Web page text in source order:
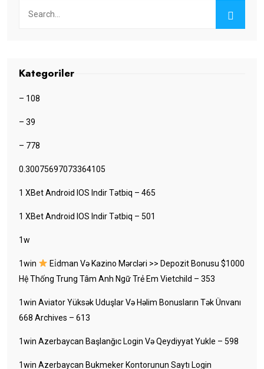
Kategoriler
– 108
– 39
– 778
0.30075697073364105
1 XBet Android IOS Indir Tətbiq – 465
1 XBet Android IOS Indir Tətbiq – 501
1w
1win
Ei̇dman Və Kazino Mərcləri >> Depozit Bonusu $1000
Hệ Thống Trung Tâm Anh Ngữ Trẻ Em Vietchild – 353
1win Aviator Yüksək Uduşlar Və Həlim Bonusların Tək Ünvanı
668 Archives – 613
1win Azerbaycan Başlanğıc Login Və Qeydiyyat Yukle – 598
1win Azerbaycan Bukmeker Kontorunun Saytı Login